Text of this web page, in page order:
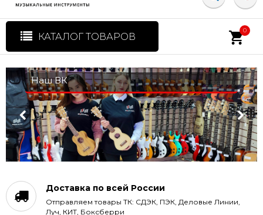
КАТАЛОГ ТОВАРОВ
0
Наш ВК
Доставка по всей России
Отправляем товары ТК: СДЭК, ПЭК, Деловые Линии,
Луч, КИТ, Боксберри